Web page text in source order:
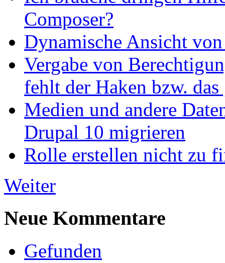
Composer?
Dynamische Ansicht
Vergabe von
fehlt der Haken bzw.
Medien und andere
Drupal 10 migrieren
Rolle erstellen nicht zu
Weiter
Neue Kommentare
Gefunden